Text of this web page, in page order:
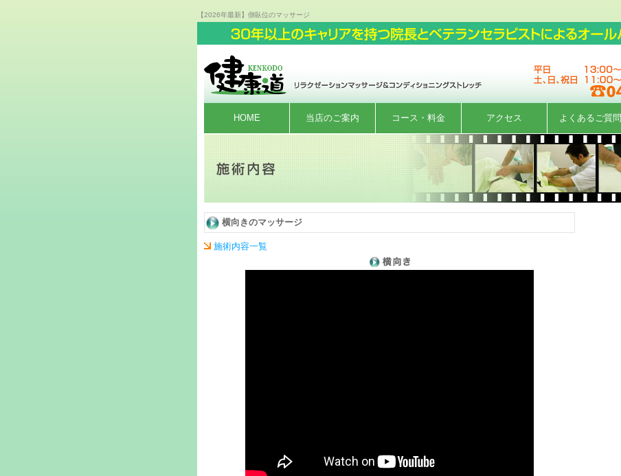
【2026年最新】側臥位のマッサージ
HOME 当店のご案内 コース・料金 アクセス よくあるご質問
横向きのマッサージ
施術内容一覧